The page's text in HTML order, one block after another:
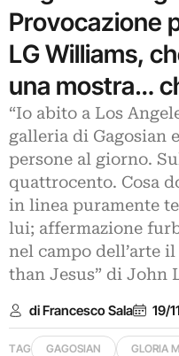
Provocazione
LG Williams,
una mostra…
“Io abito a Los
galleria di Gagosian
persone al giorno.
quattrocento. Cosa
in linea puramente
lui; affermazione
nel campo dell’arte
than Jesus” di John
di Francesco Sala 19/
TAG GAGOSIAN GLORIA